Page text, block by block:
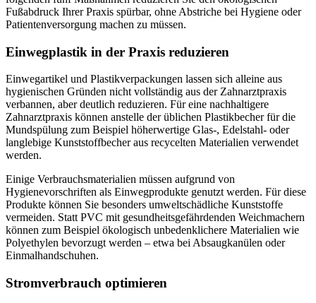
Fußabdruck Ihrer Praxis spürbar, ohne Abstriche bei Hygiene oder
Patientenversorgung machen zu müssen.
Einwegplastik in der Praxis reduzieren
Einwegartikel und Plastikverpackungen lassen sich alleine aus
hygienischen Gründen nicht vollständig aus der Zahnarztpraxis
verbannen, aber deutlich reduzieren. Für eine nachhaltigere
Zahnarztpraxis können anstelle der üblichen Plastikbecher für die
Mundspülung zum Beispiel höherwertige Glas-, Edelstahl- oder
langlebige Kunststoffbecher aus recycelten Materialien verwendet
werden.
Einige Verbrauchsmaterialien müssen aufgrund von
Hygienevorschriften als Einwegprodukte genutzt werden. Für diese
Produkte können Sie besonders umweltschädliche Kunststoffe
vermeiden. Statt PVC mit gesundheitsgefährdenden Weichmachern
können zum Beispiel ökologisch unbedenklichere Materialien wie
Polyethylen bevorzugt werden – etwa bei Absaugkanülen oder
Einmalhandschuhen.
Stromverbrauch optimieren